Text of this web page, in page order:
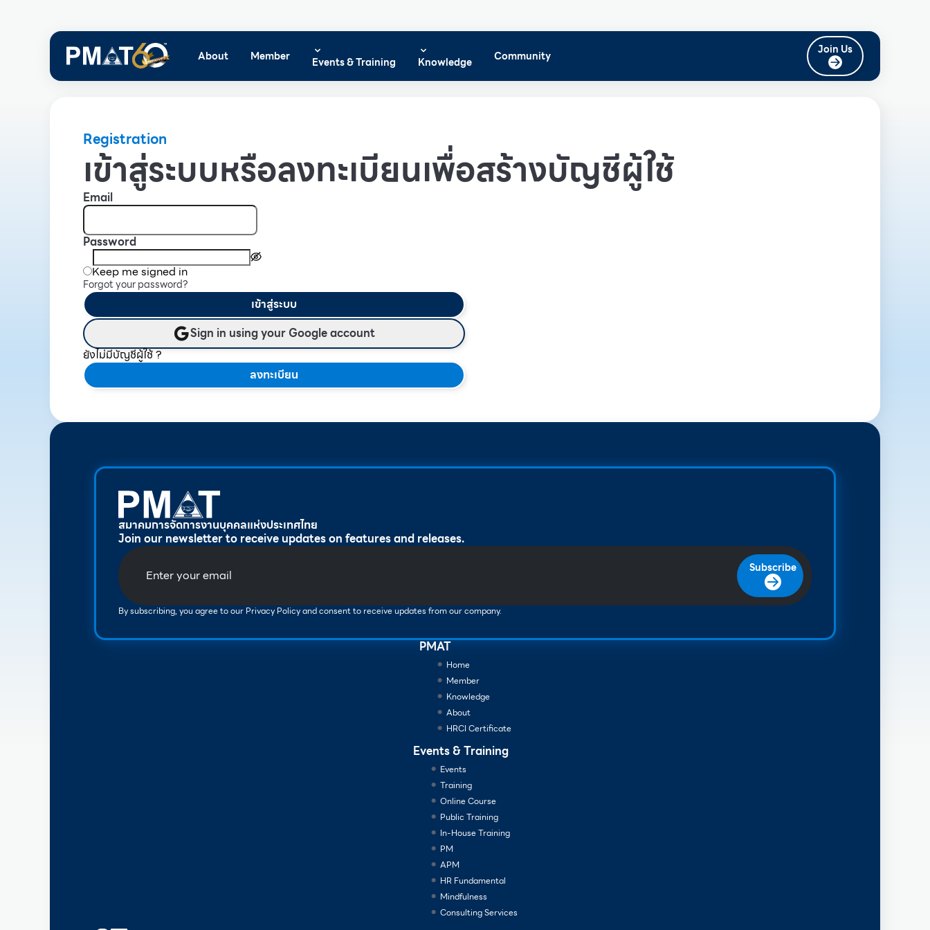
About Member Events & Training Knowledge Community Join Us
Registration
เข้าสู่ระบบหรือลงทะเบียนเพื่อสร้างบัญชีผู้ใช้
Email
Password
Keep me signed in
Forgot your password?
เข้าสู่ระบบ
Sign in using your Google account
ยังไม่มีบัญชีผู้ใช้ ?
ลงทะเบียน
สมาคมการจัดการงานบุคคลแห่งประเทศไทย
Join our newsletter to receive updates on features and releases.
Subscribe
By subscribing, you agree to our Privacy Policy and consent to receive updates from our company.
PMAT
Home
Member
Knowledge
About
HRCI Certificate
Events & Training
Events
Training
Online Course
Public Training
In-House Training
PM
APM
HR Fundamental
Mindfulness
Consulting Services